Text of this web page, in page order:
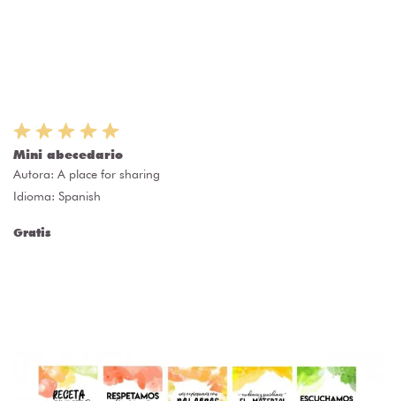
Mini abecedario
Autora: A place for sharing
Idioma: Spanish
Gratis